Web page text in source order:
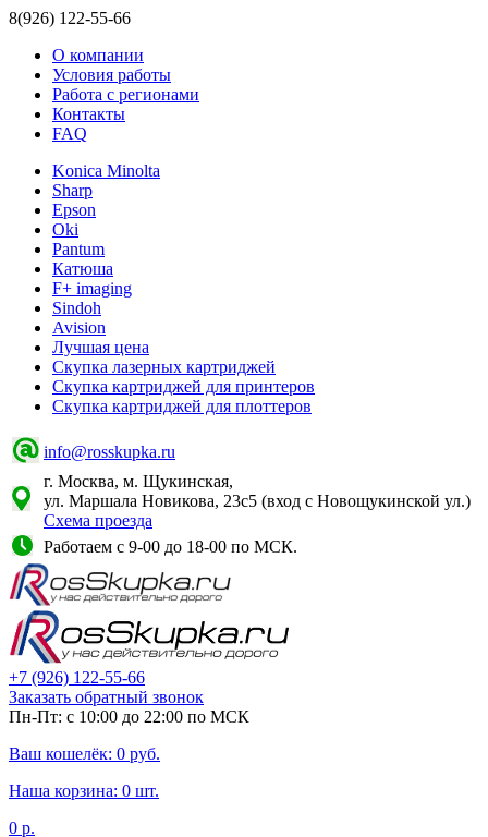
8(926) 122-55-66
О компании
Условия работы
Работа с регионами
Контакты
FAQ
Konica Minolta
Sharp
Epson
Oki
Pantum
Катюша
F+ imaging
Sindoh
Avision
Лучшая цена
Скупка лазерных картриджей
Скупка картриджей для принтеров
Скупка картриджей для плоттеров
info@rosskupka.ru
г. Москва, м. Щукинская,
ул. Маршала Новикова, 23с5 (вход с Новощукинской ул.)
Схема проезда
Работаем с 9-00 до 18-00 по МСК.
+7 (926) 122-55-66
Заказать обратный звонок
Пн-Пт: с 10:00 до 22:00 по МСК
Ваш кошелёк: 0 руб.
Наша корзина: 0 шт.
0 р.